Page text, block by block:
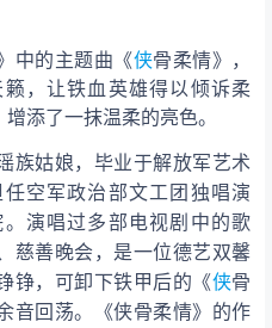
中的主题曲《侠骨柔情》，
，让铁血英雄得以倾诉柔
添了一抹温柔的亮色。
姑娘，毕业于解放军艺术
空军政治部文工团独唱演
演唱过多部电视剧中的歌
慈善晚会，是一位德艺双馨
铮，可卸下铁甲后的《侠骨
音回荡。《侠骨柔情》的作